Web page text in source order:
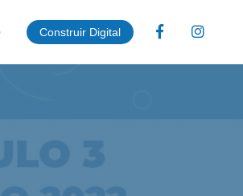
Construir Digital